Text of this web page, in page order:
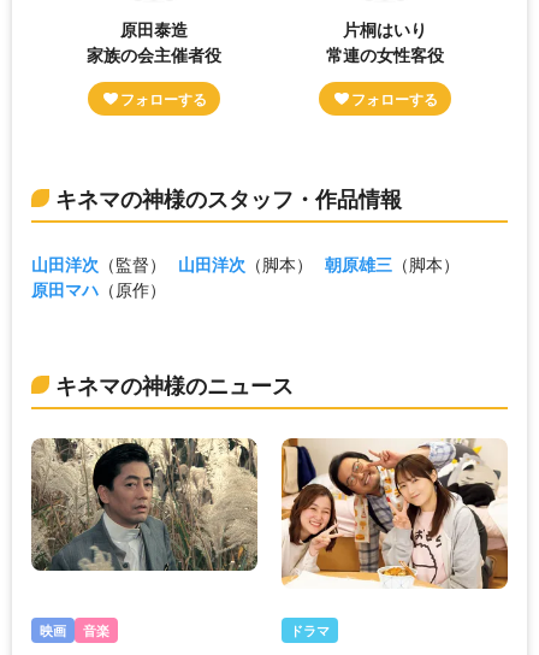
原田泰造
家族の会主催者役
片桐はいり
常連の女性客役
キネマの神様のスタッフ・作品情報
山田洋次 （監督） 山田洋次 （脚本） 朝原雄三 （脚本）
原田マハ （原作）
キネマの神様のニュース
映画 音楽 ドラマ